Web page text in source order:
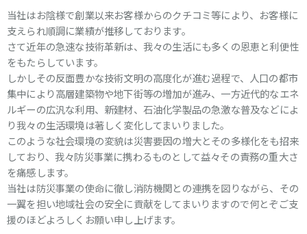
当社はお陰様で創業以来お客様からのクチコミ等により、お客様に
支えられ順調に業績が推移しております。
さて近年の急速な技術革新は、我々の生活にも多くの恩恵と利便性
をもたらしています。
しかしその反面豊かな技術文明の高度化が進む過程で、人口の都市
集中により高層建築物や地下街等の増加が進み、一方近代的なエネ
ルギーの広汎な利用、新建材、石油化学製品の急激な普及などによ
り我々の生活環境は著しく変化してまいりました。
このような社会環境の変貌は災害要因の増大とその多様化をも招来
しており、我々防災事業に携わるものとして益々その責務の重大さ
を痛感します。
当社は防災事業の使命に徹し消防機関との連携を図りながら、その
一翼を担い地域社会の安全に貢献をしてまいりますので何とぞご支
援のほどよろしくお願い申し上げます。